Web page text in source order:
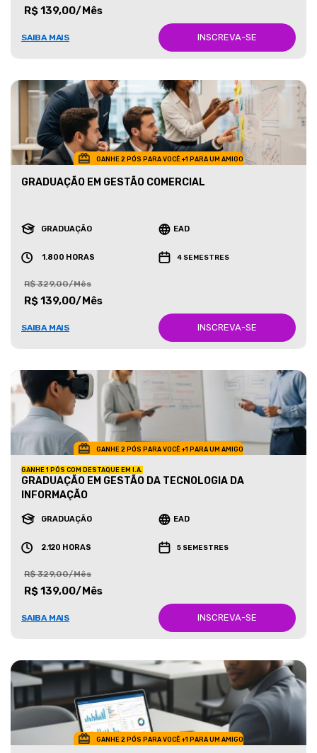
R$ 139,00/Mês
SAIBA MAIS INSCREVA-SE
GANHE 2 PÓS PARA VOCÊ +1 PARA UM AMIGO
GRADUAÇÃO EM GESTÃO COMERCIAL
GRADUAÇÃO EAD
1.800 HORAS 4 SEMESTRES
R$ 329,00/Mês
R$ 139,00/Mês
SAIBA MAIS INSCREVA-SE
GANHE 2 PÓS PARA VOCÊ +1 PARA UM AMIGO
GANHE 1 PÓS COM DESTAQUE EM I.A.
GRADUAÇÃO EM GESTÃO DA TECNOLOGIA DA
INFORMAÇÃO
GRADUAÇÃO EAD
2.120 HORAS 5 SEMESTRES
R$ 329,00/Mês
R$ 139,00/Mês
SAIBA MAIS INSCREVA-SE
GANHE 2 PÓS PARA VOCÊ +1 PARA UM AMIGO